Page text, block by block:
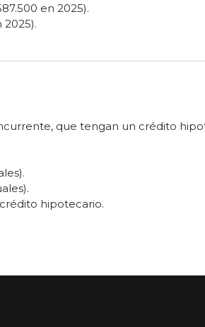
en 2025).
2025).
que tengan un crédito
hipotecario.